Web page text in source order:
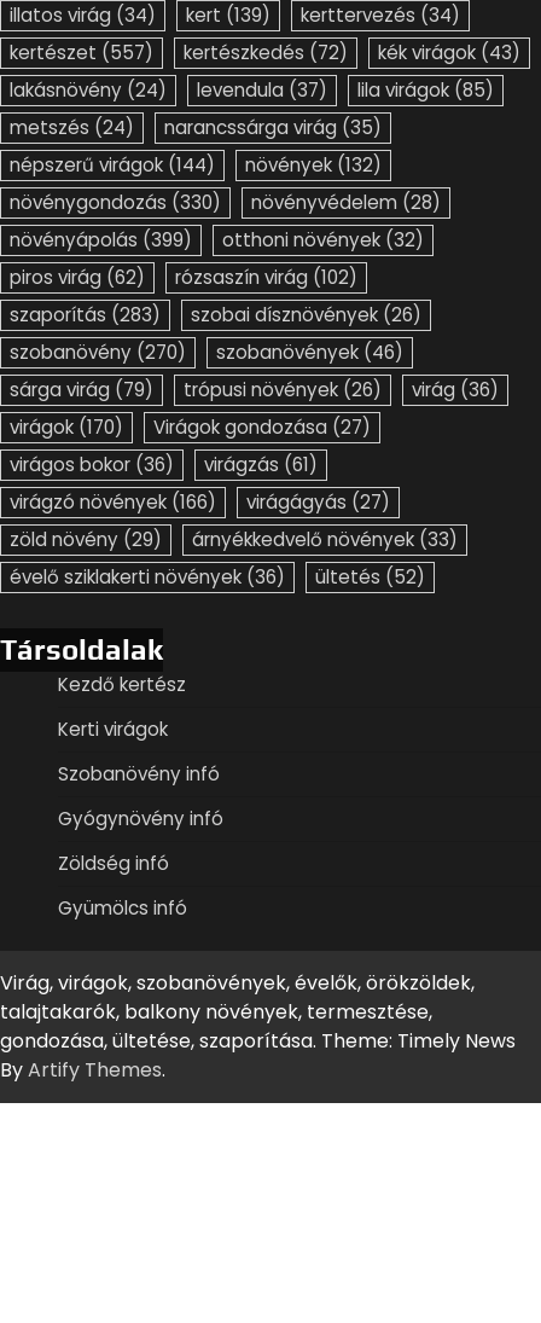
illatos virág (34) kert (139) kerttervezés (34)
kertészet (557) kertészkedés (72) kék virágok (43)
lakásnövény (24) levendula (37) lila virágok (85)
metszés (24) narancssárga virág (35)
népszerű virágok (144) növények (132)
növénygondozás (330) növényvédelem (28)
növényápolás (399) otthoni növények (32)
piros virág (62) rózsaszín virág (102)
szaporítás (283) szobai dísznövények (26)
szobanövény (270) szobanövények (46)
sárga virág (79) trópusi növények (26) virág (36)
virágok (170) Virágok gondozása (27)
virágos bokor (36) virágzás (61)
virágzó növények (166) virágágyás (27)
zöld növény (29) árnyékkedvelő növények (33)
évelő sziklakerti növények (36) ültetés (52)
Társoldalak
Kezdő kertész
Kerti virágok
Szobanövény infó
Gyógynövény infó
Zöldség infó
Gyümölcs infó
Virág, virágok, szobanövények, évelők, örökzöldek,
talajtakarók, balkony növények, termesztése,
gondozása, ültetése, szaporítása. Theme: Timely News
ByArtify Themes.